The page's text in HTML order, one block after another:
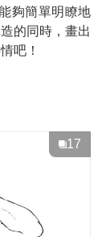
夠簡單明瞭地
的同時，畫出
吧！
17